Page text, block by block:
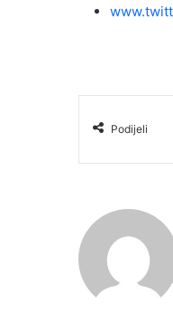
Podijeli